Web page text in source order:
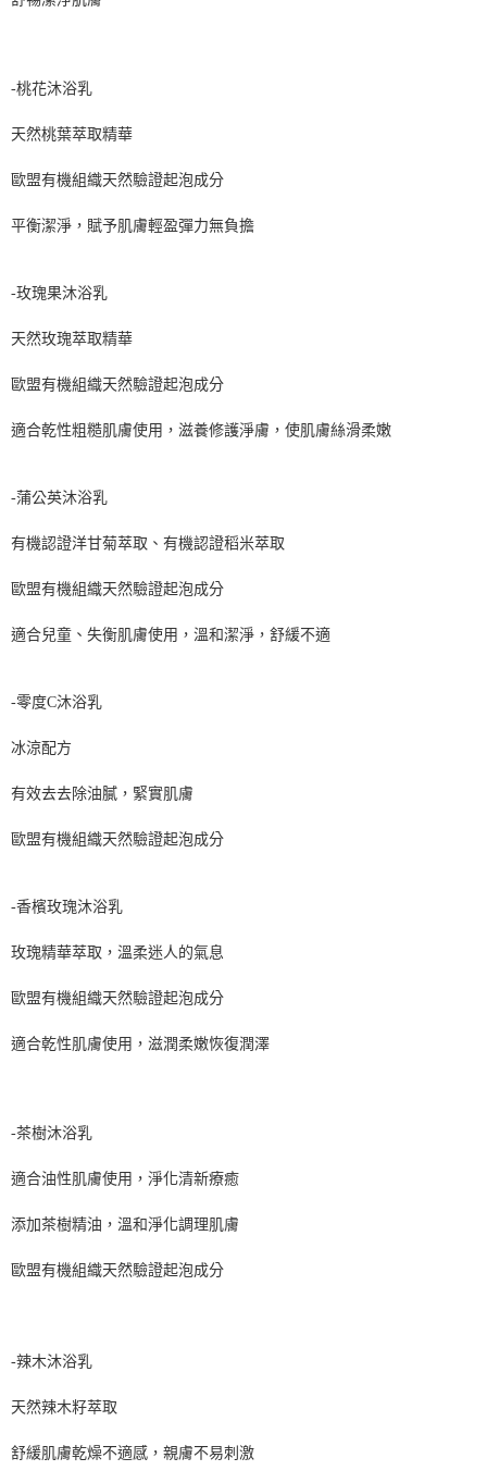
-桃花沐浴乳
天然桃葉萃取精華
歐盟有機組織天然驗證起泡成分
平衡潔淨，賦予肌膚輕盈彈力無負擔
-玫瑰果沐浴乳
天然玫瑰萃取精華
歐盟有機組織天然驗證起泡成分
適合乾性粗糙肌膚使用，滋養修護淨膚，使肌膚絲滑柔嫩
-蒲公英沐浴乳
有機認證洋甘菊萃取、 有機認證稻米萃取
歐盟有機組織天然驗證起泡成分
適合兒童、失衡肌膚使用，溫和潔淨，舒緩不適
-零度C沐浴乳
冰涼配方
有效去去除油膩， 緊實肌膚
歐盟有機組織天然驗證起泡成分
-香檳玫瑰沐浴乳
玫瑰精華萃取， 溫柔迷人的氣息
歐盟有機組織天然驗證起泡成分
適合乾性肌膚使用，滋潤柔嫩恢復潤澤
-茶樹沐浴乳
適合油性肌膚使用，淨化清新療癒
添加茶樹精油， 溫和淨化調理肌膚
歐盟有機組織天然驗證起泡成分
-辣木沐浴乳
天然辣木籽萃取
舒緩肌膚乾燥不適感，親膚不易刺激